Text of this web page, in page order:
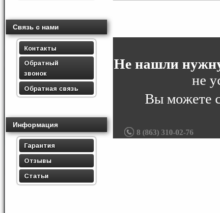
Связь с нами
Контакты
Обратный
звонок
Обратная связь
Информация
Гарантия
Отзывы
Статьи
Не нашли
не
Вы можете
8 (863) 310-02-76